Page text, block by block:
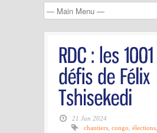
21 Jan 2024
chantiers congo élections